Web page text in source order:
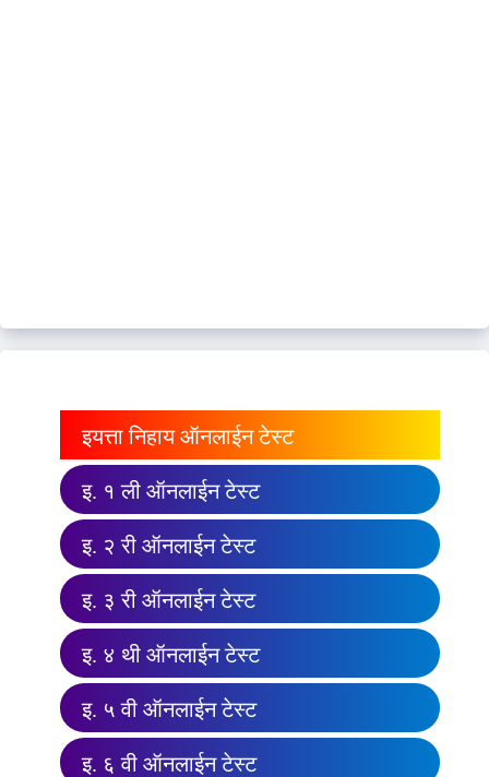
इयत्ता निहाय ऑनलाईन टेस्ट
इ. १ ली ऑनलाईन टेस्ट
इ. २ री ऑनलाईन टेस्ट
इ. ३ री ऑनलाईन टेस्ट
इ. ४ थी ऑनलाईन टेस्ट
इ. ५ वी ऑनलाईन टेस्ट
इ. ६ वी ऑनलाईन टेस्ट